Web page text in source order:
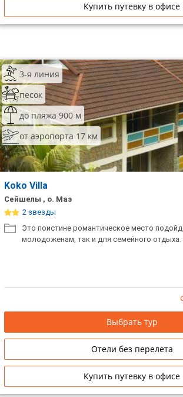
Купить путевку в офисе
3-я линия
песок
до пляжа 900 м
от аэропорта 17 км
Koko Villa
Сейшелы , о. Маэ
2 звезды
Это поистине романтическое место
молодоженам, так и для семейного отдыха.
Выбрать тур
Отели без перелета
Купить путевку в офисе